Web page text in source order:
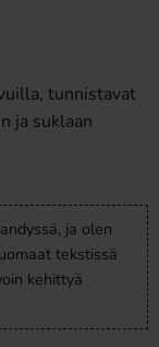
tunnistavat
ja suklaan
ja olen
tekstissä
kehittyä